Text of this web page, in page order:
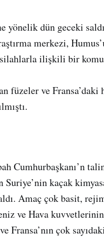
dün geceki
merkezi,
ilişkili bir
füzeler ve Fransa’daki
Cumhurbaşkanı’n
Suriye’nin kaçak
Amaç çok basit,
ve Hava
Fransa’nın çok